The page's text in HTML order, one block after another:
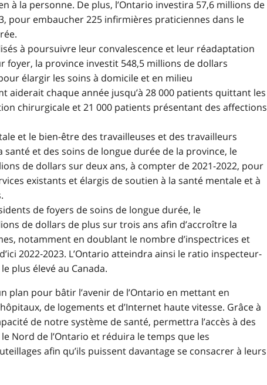
à la personne. De plus, l’Ontario investira 57,6 millions de
pour embaucher 225 infirmières praticiennes dans le
à poursuivre leur convalescence et leur réadaptation
foyer, la province investit 548,5 millions de dollars
élargir les soins à domicile et en milieu
aiderait chaque année jusqu’à 28 000 patients quittant les
chirurgicale et 21 000 patients présentant des affections
et le bien-être des travailleuses et des travailleurs
et des soins de longue durée de la province, le
de dollars sur deux ans, à compter de 2021-2022, pour
existants et élargis de soutien à la santé mentale et à
de foyers de soins de longue durée, le
de dollars de plus sur trois ans afin d’accroître la
notamment en doublant le nombre d’inspectrices et
2022‑2023. L’Ontario atteindra ainsi le ratio inspecteur-
plus élevé au Canada.
plan pour bâtir l’avenir de l’Ontario en mettant en
de logements et d’Internet haute vitesse. Grâce à
de notre système de santé, permettra l’accès à des
Nord de l’Ontario et réduira le temps que les
afin qu’ils puissent davantage se consacrer à leurs